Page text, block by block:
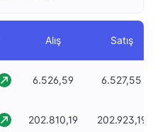
Alış Satış
6.526,59 6.527,55
202.810,19 202.923,19